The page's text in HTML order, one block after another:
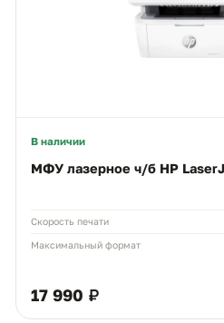
В наличии
МФУ лазерное ч/б HP
Скорость печати
Максимальный формат
17 990 ₽
Ответим в рабочее
Статус
Подбор